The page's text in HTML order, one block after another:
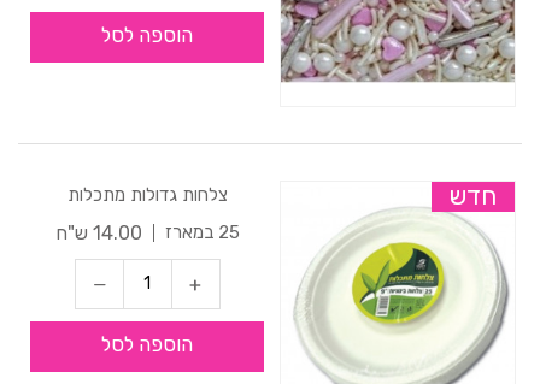
הוספה לסל
חדש
צלחות גדולות מתכלות
25 במארז
14.00 ש"ח
הוספה לסל